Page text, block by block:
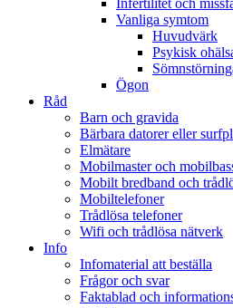
Infertilitet och
Vanliga symtom
Huvudvärk
Psykisk
Ögon
Råd
Barn och gravida
Bärbara datorer eller
Elmätare
Mobilmaster och
Mobilt bredband och
Mobiltelefoner
Trådlösa telefoner
Wifi och trådlösa nätverk
Info
Infomaterial att beställa
Frågor och svar
Faktablad och